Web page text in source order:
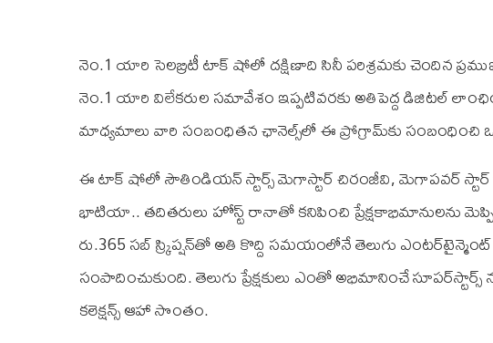
నెం.1 యారి సెలబ్రిటీ టాక్ షోలో దక్షిణాది సినీ పరిశ్రమకు చెందిన
నెం.1 యారి విలేకరుల సమావేశం ఇప్పటివరకు అతిపెద్ద డిజిటల్
మాధ్యమాలు వారి సంబంధితన ఛానెల్స్‌లో ఈ ప్రోగ్రామ్‌కు సంబంధించి
ఈ టాక్ షోలో సౌతిండియన్‌ స్టార్స్‌ మెగాస్టార్ చిరంజీవి, మెగాపవర్
భాటియా.. తదితరులు హోస్ట్‌ రానాతో కనిపించి ప్రేక్షకాభిమానులను
రు.365 సబ్ స్క్రిప్షన్‌తో అతి కొద్ది సమయంలోనే తెలుగు
సంపాదించుకుంది. తెలుగు ప్రేక్షకులు ఎంతో అభిమానించే
కలెక్షన్స్‌ ఆహా సొంతం.